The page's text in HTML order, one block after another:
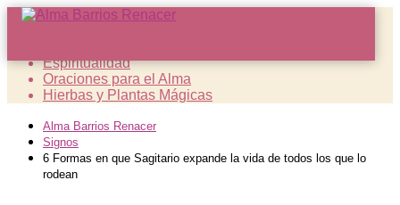
Espiritualidad
Oraciones para el Alma
Hierbas y Plantas Mágicas
Alma Barrios Renacer
Signos
6 Formas en que Sagitario expande la vida de todos los que lo
rodean